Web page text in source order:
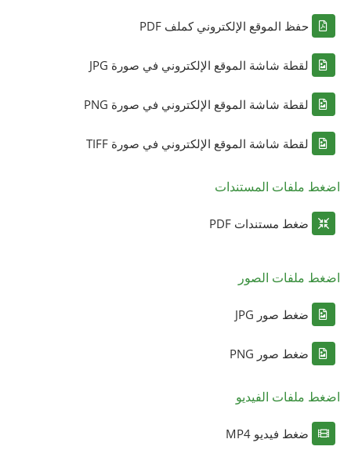
حفظ الموقع الإلكتروني كملف PDF
لقطة شاشة الموقع الإلكتروني في صورة JPG
لقطة شاشة الموقع الإلكتروني في صورة PNG
لقطة شاشة الموقع الإلكتروني في صورة TIFF
اضغط ملفات المستندات
ضغط مستندات PDF
اضغط ملفات الصور
ضغط صور JPG
ضغط صور PNG
اضغط ملفات الفيديو
ضغط فيديو MP4